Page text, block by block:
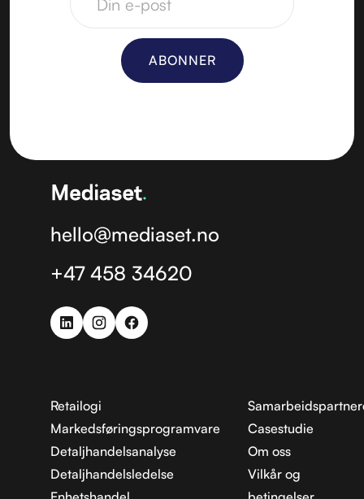
hello@mediaset.no
+47 458 34620
Retailogi
Markedsføringsprogramvare
Detaljhandelsanalyse
Detaljhandelsledelse
Casestudie
Om oss
Vilkår og